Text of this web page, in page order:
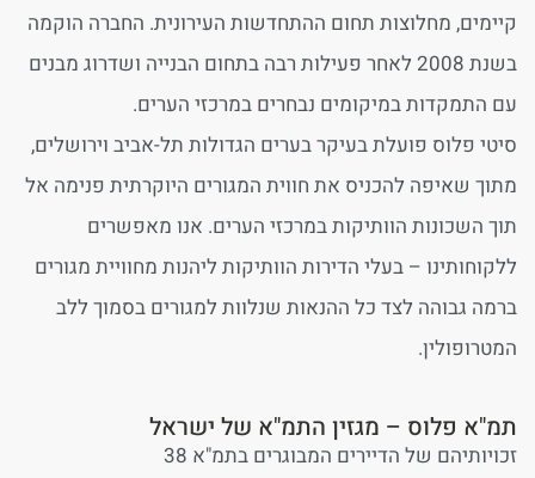
קיימים, מחלוצות תחום ההתחדשות העירונית. החברה הוקמה
בשנת 2008 לאחר פעילות רבה בתחום הבנייה ושדרוג מבנים
עם התמקדות במיקומים נבחרים במרכזי הערים.
סיטי פלוס פועלת בעיקר בערים הגדולות תל-אביב וירושלים,
מתוך שאיפה להכניס את חווית המגורים היוקרתית פנימה אל
תוך השכונות הוותיקות במרכזי הערים. אנו מאפשרים
ללקוחותינו – בעלי הדירות הוותיקות ליהנות מחוויית מגורים
ברמה גבוהה לצד כל ההנאות שנלוות למגורים בסמוך ללב
המטרופולין.
תמ"א פלוס – מגזין התמ"א של ישראל
זכויותיהם של הדיירים המבוגרים בתמ"א 38